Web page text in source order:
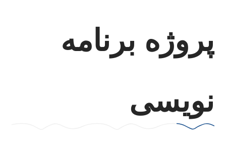
پروژه برنامه
نویسی